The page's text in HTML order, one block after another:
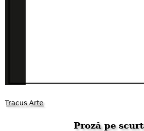
Tracus Arte
Proză pe scurt